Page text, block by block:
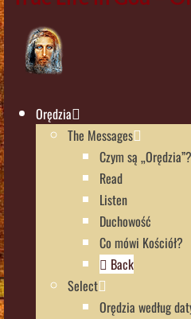
Orędzia
The Messages
Czym są „Orędzia”?
Read
Listen
Duchowość
Co mówi Kościół?
Back
Select
Orędzia według